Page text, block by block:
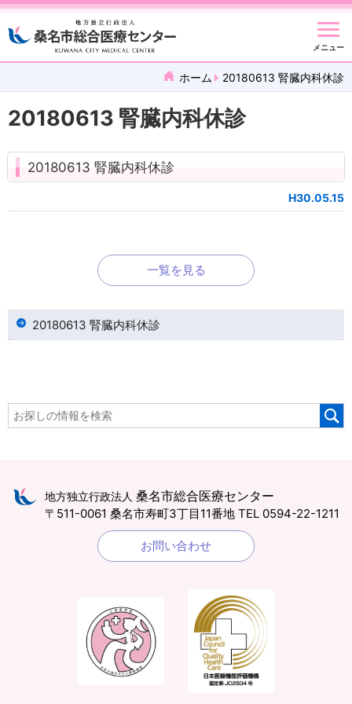
メニュー
ホーム 20180613 腎臓内科休診
20180613 腎臓内科休診
20180613 腎臓内科休診
H30.05.15
一覧を見る
20180613 腎臓内科休診
地方独立行政法人 桑名市総合医療センター
〒511-0061 桑名市寿町3丁目11番地 TEL 0594-22-1211
お問い合わせ